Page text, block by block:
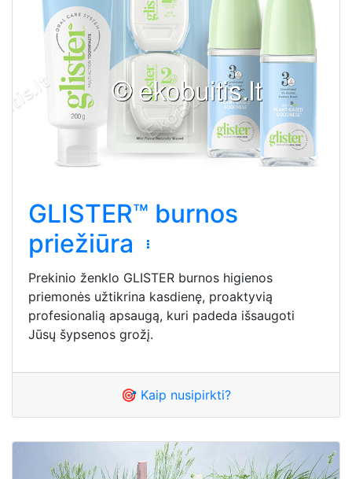
GLISTER™ burnos
priežiūra
Prekinio ženklo GLISTER burnos higienos
priemonės užtikrina kasdienę, proaktyvią
profesionalią apsaugą, kuri padeda išsaugoti
Jūsų šypsenos grožį.
🎯 Kaip nusipirkti?